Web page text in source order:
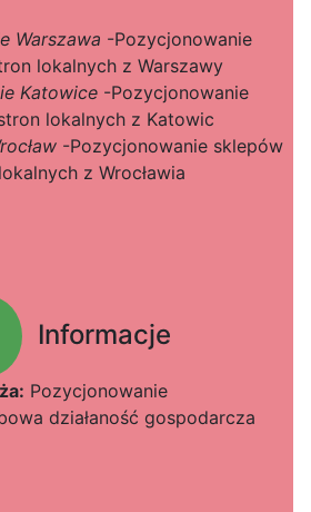
Warszawa -Pozycjonowanie
lokalnych z Warszawy
Katowice-Pozycjonowanie
lokalnych z Katowic
-Pozycjonowanie sklepów
z Wrocławia
Informacje
Pozycjonowanie
działaność gospodarcza